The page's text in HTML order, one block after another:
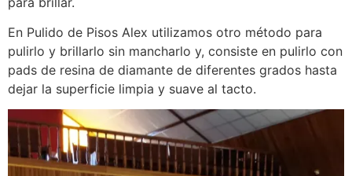
En Pulido de Pisos Alex utilizamos otro método para
pulirlo y brillarlo sin mancharlo y, consiste en pulirlo con
pads de resina de diamante de diferentes grados hasta
dejar la superficie limpia y suave al tacto.